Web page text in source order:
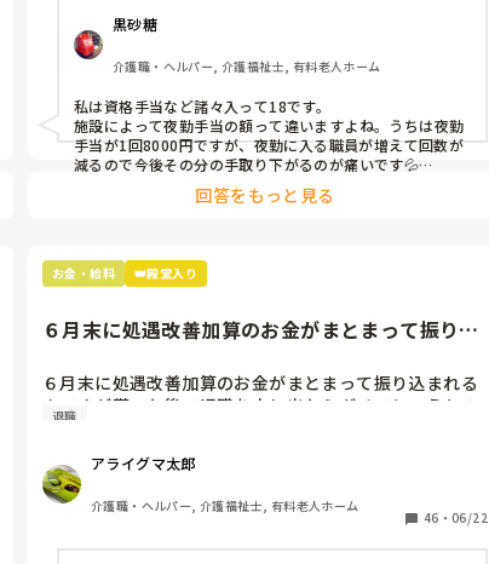
黒砂糖
介護職・ヘルパー, 介護福祉士, 有料老人ホーム
私は資格手当など諸々入って18です。
施設によって夜勤手当の額って違いますよね。うちは夜勤
手当が1回8000円ですが、夜勤に入る職員が増えて回数が
減るので今後その分の手取り下がるのが痛いです💦
…私も20万欲しいです。回答をもっと見る
お金・給料 👑殿堂入り
６月末に処遇改善加算のお金がまとまって振り込
６月末に処遇改善加算のお金がまとまって振り込まれる
んですが貰った後で退職を申し出たらダメでしょうか？
退職
アライグマ太郎
介護職・ヘルパー, 介護福祉士, 有料老人ホーム
46 ・ 06/22